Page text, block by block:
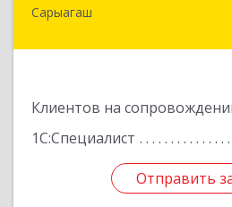
Сарыагаш
Клиентов на
1С:Специалист
Отправить
160900, Республика
Отправить